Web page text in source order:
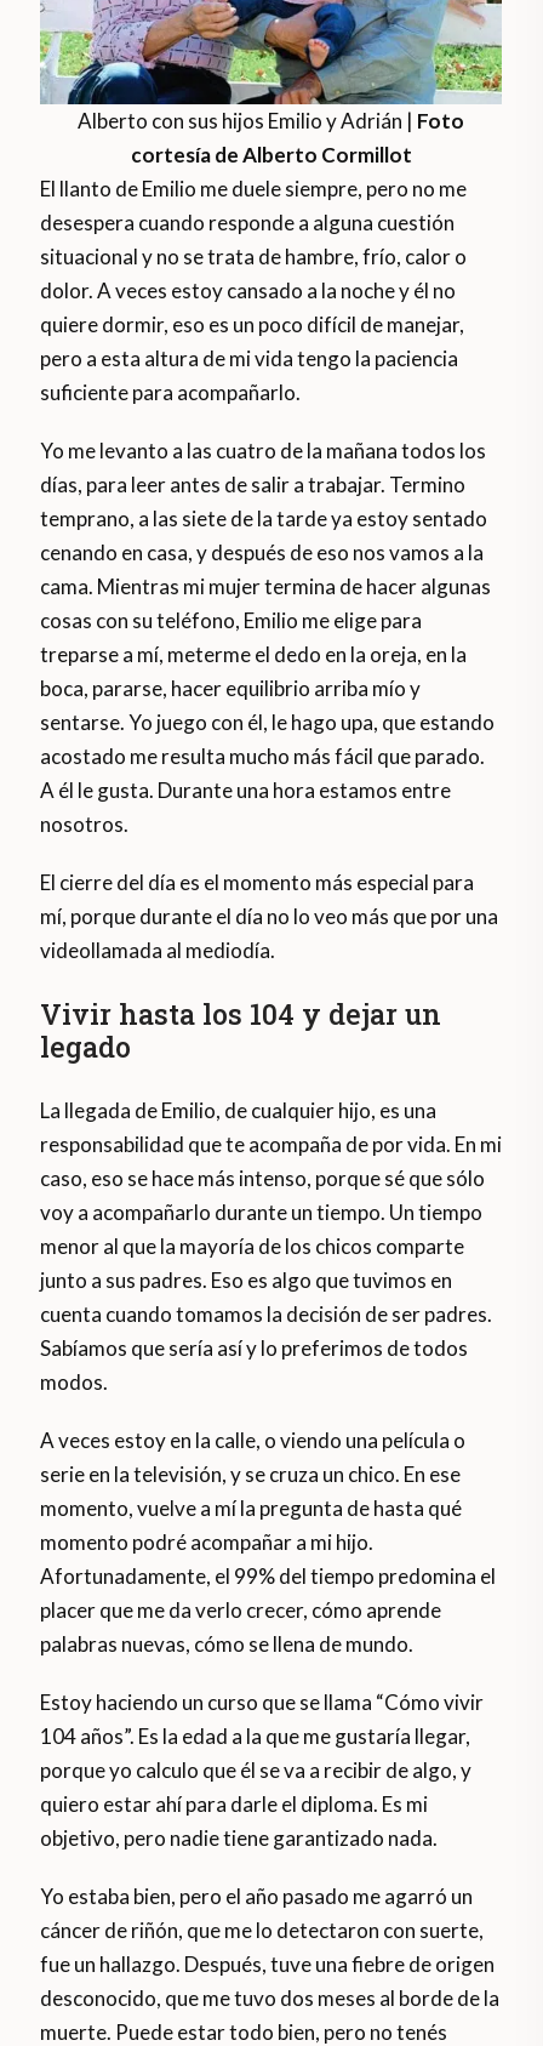
Alberto con sus hijos Emilio y Adrián | Foto
cortesía de Alberto Cormillot
El llanto de Emilio me duele siempre, pero no me
desespera cuando responde a alguna cuestión
situacional y no se trata de hambre, frío, calor o
dolor. A veces estoy cansado a la noche y él no
quiere dormir, eso es un poco difícil de manejar,
pero a esta altura de mi vida tengo la paciencia
suficiente para acompañarlo.
Yo me levanto a las cuatro de la mañana todos los
días, para leer antes de salir a trabajar. Termino
temprano, a las siete de la tarde ya estoy sentado
cenando en casa, y después de eso nos vamos a la
cama. Mientras mi mujer termina de hacer algunas
cosas con su teléfono, Emilio me elige para
treparse a mí, meterme el dedo en la oreja, en la
boca, pararse, hacer equilibrio arriba mío y
sentarse. Yo juego con él, le hago upa, que estando
acostado me resulta mucho más fácil que parado.
A él le gusta. Durante una hora estamos entre
nosotros.
El cierre del día es el momento más especial para
mí, porque durante el día no lo veo más que por una
videollamada al mediodía.
Vivir hasta los 104 y dejar un
legado
La llegada de Emilio, de cualquier hijo, es una
responsabilidad que te acompaña de por vida. En mi
caso, eso se hace más intenso, porque sé que sólo
voy a acompañarlo durante un tiempo. Un tiempo
menor al que la mayoría de los chicos comparte
junto a sus padres. Eso es algo que tuvimos en
cuenta cuando tomamos la decisión de ser padres.
Sabíamos que sería así y lo preferimos de todos
modos.
A veces estoy en la calle, o viendo una película o
serie en la televisión, y se cruza un chico. En ese
momento, vuelve a mí la pregunta de hasta qué
momento podré acompañar a mi hijo.
Afortunadamente, el 99% del tiempo predomina el
placer que me da verlo crecer, cómo aprende
palabras nuevas, cómo se llena de mundo.
Estoy haciendo un curso que se llama “Cómo vivir
104 años”. Es la edad a la que me gustaría llegar,
porque yo calculo que él se va a recibir de algo, y
quiero estar ahí para darle el diploma. Es mi
objetivo, pero nadie tiene garantizado nada.
Yo estaba bien, pero el año pasado me agarró un
cáncer de riñón, que me lo detectaron con suerte,
fue un hallazgo. Después, tuve una fiebre de origen
desconocido, que me tuvo dos meses al borde de la
muerte. Puede estar todo bien, pero no tenés